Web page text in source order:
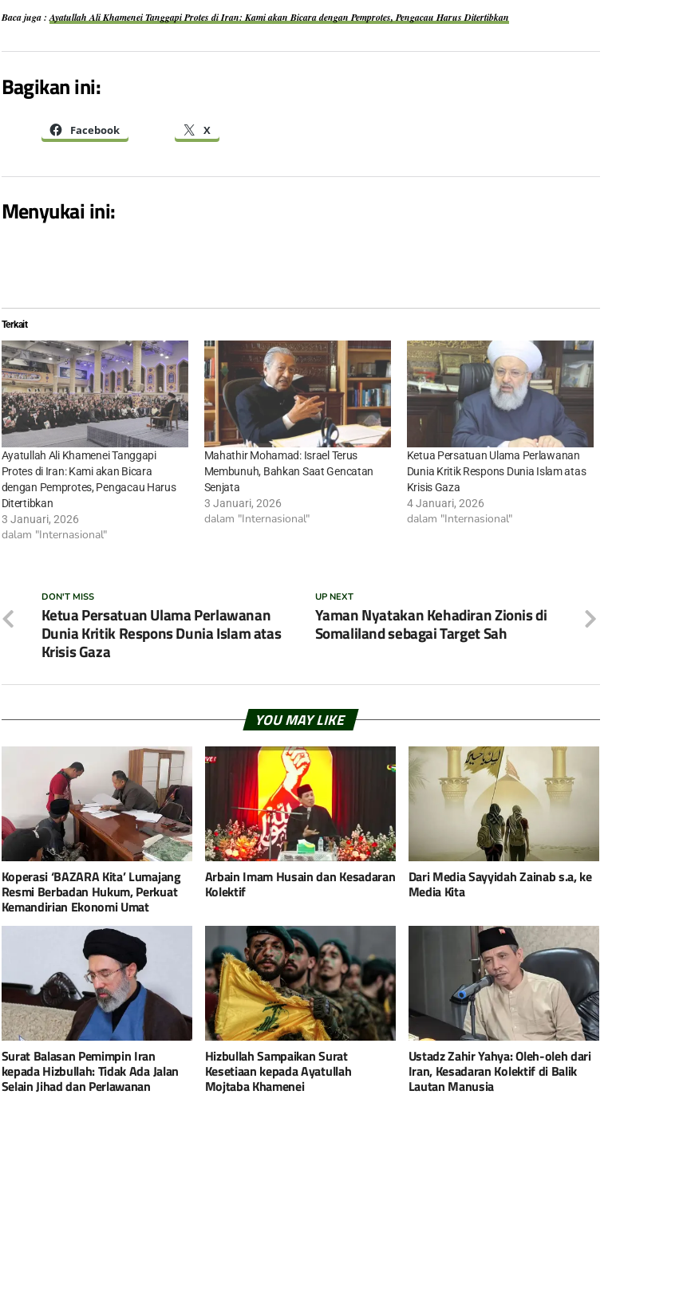
Baca juga :Ayatullah Ali Khamenei Tanggapi Protes di Iran: Kami akan Bicara dengan Pemprotes, Pengacau Harus Ditertibkan
Bagikan ini:
Facebook X
Menyukai ini:
Terkait
Ayatullah Ali Khamenei Tanggapi
Protes di Iran: Kami akan Bicara
dengan Pemprotes, Pengacau Harus
Ditertibkan
3 Januari, 2026
dalam "Internasional"
Mahathir Mohamad: Israel Terus
Membunuh, Bahkan Saat Gencatan
Senjata
3 Januari, 2026
dalam "Internasional"
Ketua Persatuan Ulama Perlawanan
Dunia Kritik Respons Dunia Islam atas
Krisis Gaza
4 Januari, 2026
dalam "Internasional"
UP NEXT
Yaman Nyatakan Kehadiran Zionis di
Somaliland sebagai Target Sah
DON'T MISS
Ketua Persatuan Ulama Perlawanan
Dunia Kritik Respons Dunia Islam atas
Krisis Gaza
YOU MAY LIKE
Koperasi ‘BAZARA Kita’ Lumajang
Resmi Berbadan Hukum, Perkuat
Kemandirian Ekonomi Umat
Arbain Imam Husain dan Kesadaran
Kolektif
Dari Media Sayyidah Zainab s.a, ke
Media Kita
Surat Balasan Pemimpin Iran
kepada Hizbullah: Tidak Ada Jalan
Selain Jihad dan Perlawanan
Hizbullah Sampaikan Surat
Kesetiaan kepada Ayatullah
Mojtaba Khamenei
Ustadz Zahir Yahya: Oleh-oleh dari
Iran, Kesadaran Kolektif di Balik
Lautan Manusia